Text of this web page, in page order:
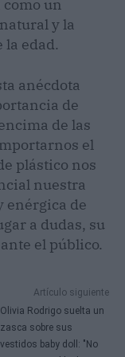
como un
y la
la edad.
anécdota
de
de las
el
plástico nos
nuestra
enérgica de
a dudas, su
el público.
Artículo siguiente
Olivia Rodrigo suelta un
zasca sobre sus
vestidos baby doll: "No